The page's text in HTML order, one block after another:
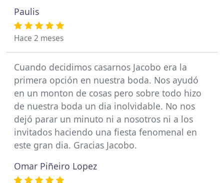
Paulis
Hace 2 meses
Cuando decidimos casarnos Jacobo era la
primera opción en nuestra boda. Nos ayudó
en un monton de cosas pero sobre todo hizo
de nuestra boda un dia inolvidable. No nos
dejó parar un minuto ni a nosotros ni a los
invitados haciendo una fiesta fenomenal en
este gran dia. Gracias Jacobo.
Omar Piñeiro Lopez